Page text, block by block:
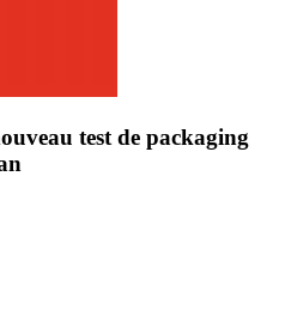
test de packaging